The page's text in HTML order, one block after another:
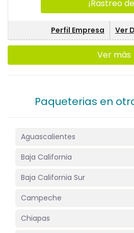
¡Rastreo
Perfil Empresa Ver
Ver más
Paqueterias en
Aguascalientes
Baja California
Baja California Sur
Campeche
Chiapas